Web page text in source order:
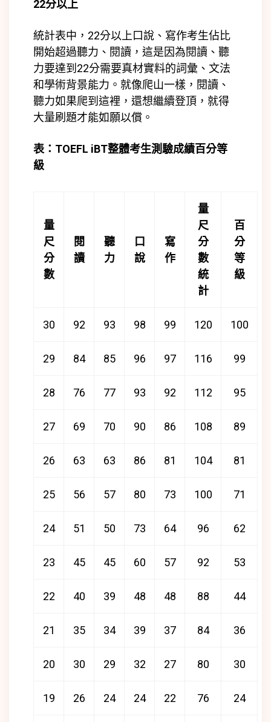
22分以上
統計表中，22分以上口說、寫作考生佔比
開始超過聽力、閱讀，這是因為閱讀、聽
力要達到22分需要真材實料的詞彙、文法
和學術背景能力。就像爬山一樣，閱讀、
聽力如果爬到這裡，還想繼續登頂，就得
大量刷題才能如願以償。
表：TOEFL iBT整體考生測驗成績百分等
級
量
尺
分
數
閱
讀
聽
力
口
說
寫
作
量
尺
分
數
統
計
百
分
等
級
30 92 93 98 99 120 100
29 84 85 96 97 116 99
28 76 77 93 92 112 95
27 69 70 90 86 108 89
26 63 63 86 81 104 81
25 56 57 80 73 100 71
24 51 50 73 64 96 62
23 45 45 60 57 92 53
22 40 39 48 48 88 44
21 35 34 39 37 84 36
20 30 29 32 27 80 30
19 26 24 24 22 76 24